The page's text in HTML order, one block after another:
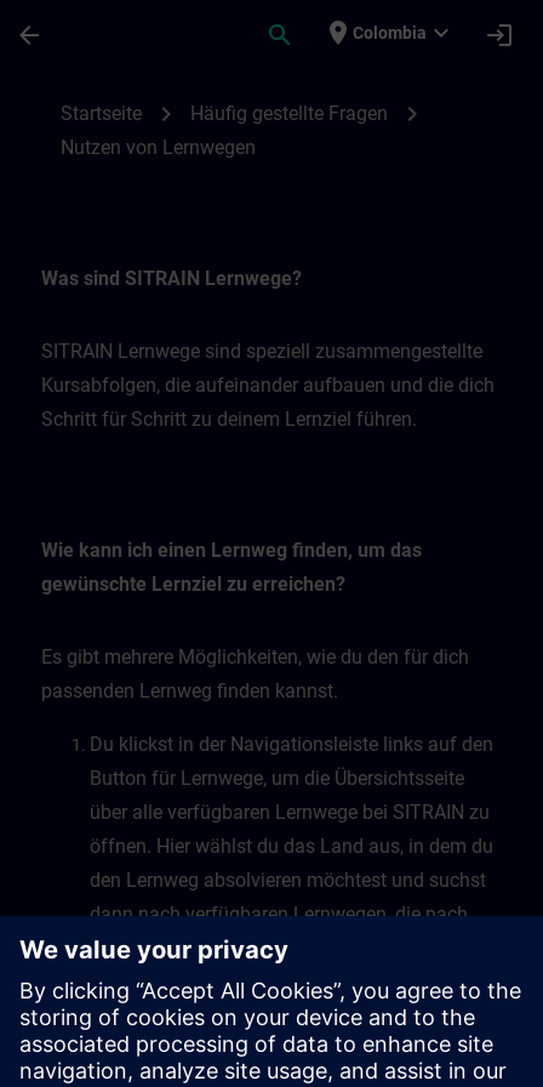
arrow_back search place Colombia expand_more login
Startseite chevron_right Häufig gestellte Fragen chevron_right
Nutzen von Lernwegen
Was sind SITRAIN Lernwege?
SITRAIN Lernwege sind speziell zusammengestellte
Kursabfolgen, die aufeinander aufbauen und die dich
Schritt für Schritt zu deinem Lernziel führen.
Wie kann ich einen Lernweg finden, um das
gewünschte Lernziel zu erreichen?
Es gibt mehrere Möglichkeiten, wie du den für dich
passenden Lernweg finden kannst.
Du klickst in der Navigationsleiste links auf den
Button für Lernwege, um die Übersichtsseite
über alle verfügbaren Lernwege bei SITRAIN zu
öffnen. Hier wählst du das Land aus, in dem du
den Lernweg absolvieren möchtest und suchst
dann nach verfügbaren Lernwegen, die nach
Themen sortiert sind.
Eine zweite Möglichkeit besteht darin, dass du
in der freien Suche dein Thema als Suchbegriff
eingibst, die Suche startest und die